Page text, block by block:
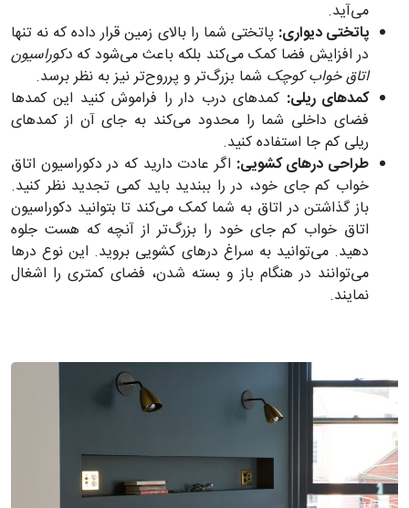
می‌آید.
پاتختی دیواری: پاتختی شما را بالای زمین قرار داده که نه تنها
در افزایش فضا کمک می‌کند بلکه باعث می‌شود که دکوراسیون
اتاق خواب کوچک شما بزرگ‌تر و پرروح‌تر نیز به نظر برسد.
کمدهای ریلی: کمدهای درب دار را فراموش کنید این کمدها
فضای داخلی شما را محدود می‌کند به جای آن از کمدهای
ریلی کم جا استفاده کنید.
طراحی درهای کشویی: اگر عادت دارید که در دکوراسیون اتاق
خواب کم جای خود، در را ببندید باید کمی تجدید نظر کنید.
باز گذاشتن در اتاق به شما کمک می‌کند تا بتوانید دکوراسیون
اتاق خواب کم جای خود را بزرگ‌تر از آنچه که هست جلوه
دهید. می‌توانید به سراغ درهای کشویی بروید. این نوع در‌ها
می‌توانند در هنگام باز و بسته شدن، فضای کمتری را اشغال
نمایند.